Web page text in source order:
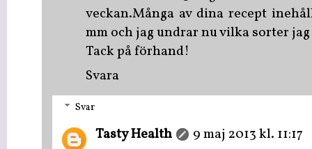
veckan.Många av dina recept
mm och jag undrar nu vilka sorter
Tack på förhand!
Svara
Svar
Tasty Health
9 maj 2013 kl. 11:17